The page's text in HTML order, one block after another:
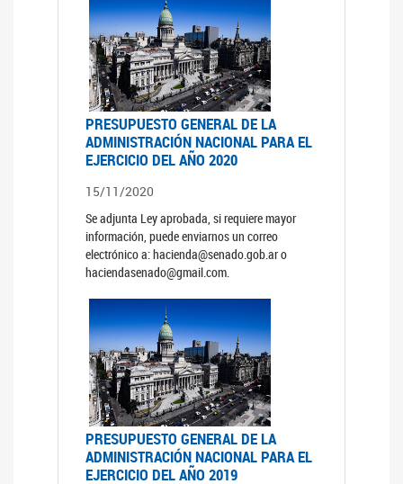
PRESUPUESTO GENERAL DE LA
ADMINISTRACIÓN NACIONAL PARA EL
EJERCICIO DEL AÑO 2020
15/11/2020
Se adjunta Ley aprobada, si requiere mayor
información, puede enviarnos un correo
electrónico a: hacienda@senado.gob.ar o
haciendasenado@gmail.com.
PRESUPUESTO GENERAL DE LA
ADMINISTRACIÓN NACIONAL PARA EL
EJERCICIO DEL AÑO 2019